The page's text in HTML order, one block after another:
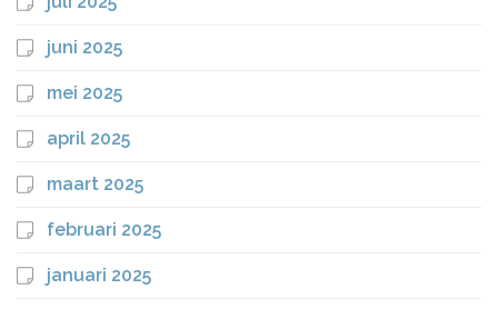
juni 2025
mei 2025
april 2025
maart 2025
februari 2025
januari 2025